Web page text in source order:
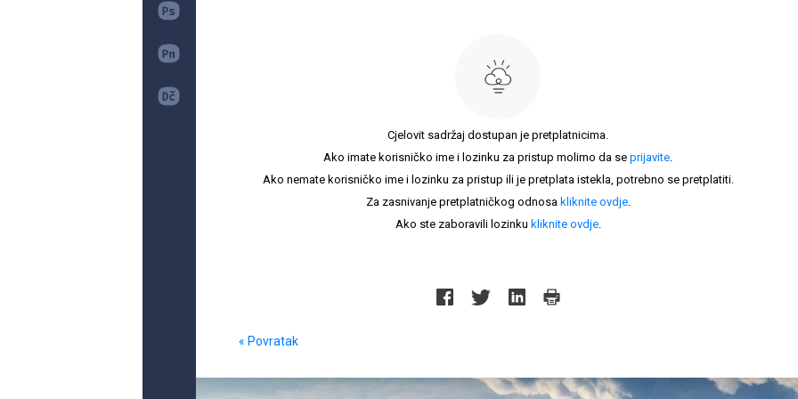
Cjelovit sadržaj dostupan je pretplatnicima.
Ako imate korisničko ime i lozinku za pristup molimo da se prijavite.
Ako nemate korisničko ime i lozinku za pristup ili je pretplata istekla, potrebno se pretplatiti.
Za zasnivanje pretplatničkog odnosa kliknite ovdje.
Ako ste zaboravili lozinku kliknite ovdje.
« Povratak